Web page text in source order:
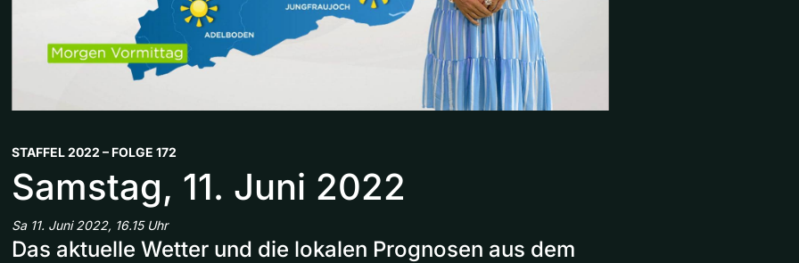
STAFFEL 2022 – FOLGE 172
Samstag, 11. Juni 2022
Sa 11. Juni 2022, 16.15 Uhr
Das aktuelle Wetter und die lokalen Prognosen aus dem